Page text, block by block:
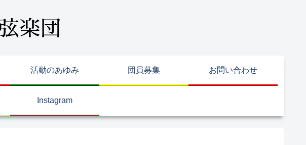
活動のあゆみ 団員募集 お問い合わせ
Instagram